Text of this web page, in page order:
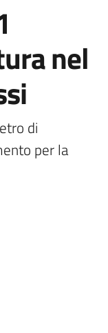
nel
di
per la